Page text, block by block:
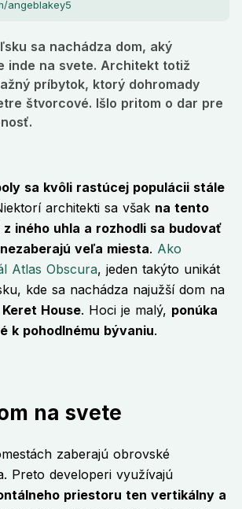
angeblakey5
sa nachádza dom, aký
inde na svete. Architekt totiž
príbytok, ktorý dohromady
štvorcové. Išlo pritom o dar pre
sa kvôli rastúcej populácii stále
architekti sa však na tento
z iného uhla a rozhodli sa budovať
veľa miesta. Ako
Atlas Obscura, jeden takýto unikát
kde sa nachádza najužší dom na
Keret House. Hoci je malý, ponúka
k pohodlnému bývaniu.
na svete
zaberajú obrovské
Preto developeri využívajú
priestoru ten vertikálny a